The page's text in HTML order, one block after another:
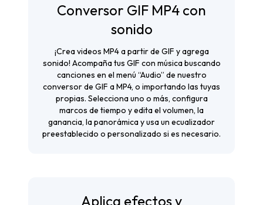
Conversor GIF MP4 con
sonido
¡Crea videos MP4 a partir de GIF y agrega
sonido! Acompaña tus GIF con música buscando
canciones en el menú “Audio” de nuestro
conversor de GIF a MP4, o importando las tuyas
propias. Selecciona uno o más, configura
marcos de tiempo y edita el volumen, la
ganancia, la panorámica y usa un ecualizador
preestablecido o personalizado si es necesario.
Aplica efectos y